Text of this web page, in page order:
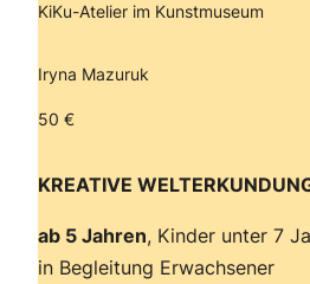
KiKu-Atelier im Kunstmuseum
Iryna Mazuruk
50 €
KREATIVE
ab 5 Jahren, Kinder unter 7
in Begleitung Erwachsener